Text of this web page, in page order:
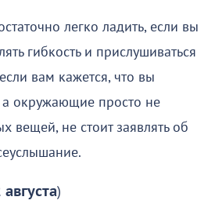
легко ладить, если вы
гибкость и прислушиваться
вам кажется, что вы
окружающие просто не
вещей, не стоит заявлять об
августа)